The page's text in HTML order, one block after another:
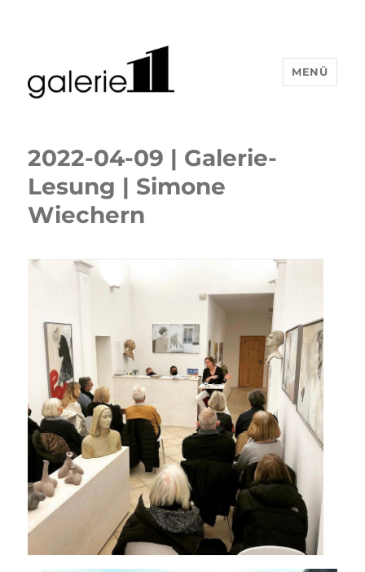
MENÜ
2022-04-09 | Galerie-
Lesung | Simone
Wiechern